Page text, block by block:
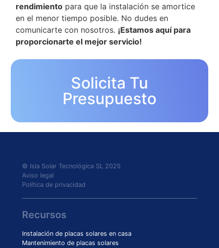
rendimiento para que la instalación se amortice
en el menor tiempo posible. No dudes en
comunicarte con nosotros. ¡Estamos aquí para
proporcionarte el mejor servicio!
Solicita Tu
Presupuesto
© Isla Solar Tecnológica SL 2025
Aviso legal
Política de privacidad
Recursos
Instalación de placas solares en casa
Mantenimiento de placas solares